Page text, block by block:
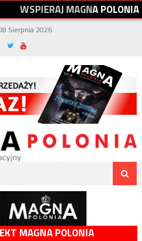
WSPIERAJMAGNAPOLONIA
Sierpnia 2026
MAGNA POLONIA